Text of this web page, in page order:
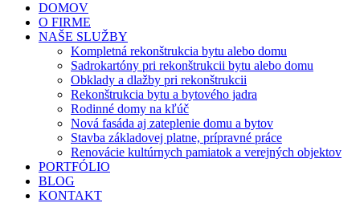
DOMOV
O FIRME
NAŠE SLUŽBY
Kompletná rekonštrukcia bytu alebo domu
Sadrokartóny pri rekonštrukcii bytu alebo domu
Obklady a dlažby pri rekonštrukcii
Rekonštrukcia bytu a bytového jadra
Rodinné domy na kľúč
Nová fasáda aj zateplenie domu a bytov
Stavba základovej platne, prípravné práce
Renovácie kultúrnych pamiatok a verejných objektov
PORTFÓLIO
BLOG
KONTAKT